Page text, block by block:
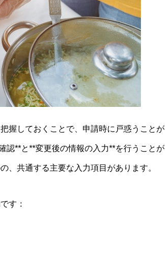
握しておくことで、申請時に戸惑うことが
認**と**変更後の情報の入力**を行うことが
、共通する主要な入力項目があります。
す：